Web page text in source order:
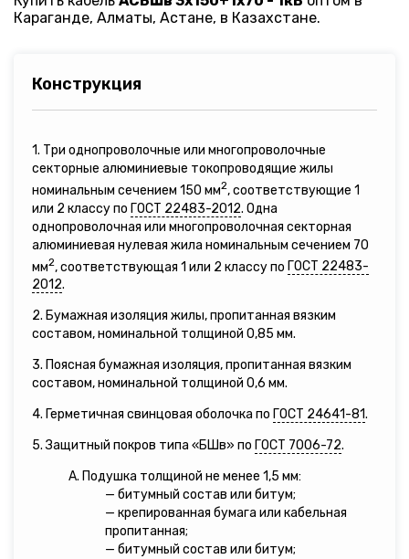
Караганде, Алматы, Астане, в Казахстане.
Конструкция
1. Три однопроволочные или многопроволочные
секторные алюминиевые токопроводящие жилы
номинальным сечением 150 мм2, соответствующие 1
или 2 классу по ГОСТ 22483-2012. Одна
однопроволочная или многопроволочная секторная
алюминиевая нулевая жила номинальным сечением 70
мм2, соответствующая 1 или 2 классу по ГОСТ 22483-
2012.
2. Бумажная изоляция жилы, пропитанная вязким
составом, номинальной толщиной 0,85 мм.
3. Поясная бумажная изоляция, пропитанная вязким
составом, номинальной толщиной 0,6 мм.
4. Герметичная свинцовая оболочка по ГОСТ 24641-81.
5. Защитный покров типа «БШв» по ГОСТ 7006-72.
А. Подушка толщиной не менее 1,5 мм:
— битумный состав или битум;
— крепированная бумага или кабельная
пропитанная;
— битумный состав или битум;